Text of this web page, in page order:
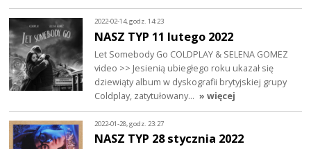
2022-02-14, godz. 14:23
NASZ TYP 11 lutego 2022
Let Somebody Go COLDPLAY & SELENA GOMEZ
video >> Jesienią ubiegłego roku ukazał się
dziewiąty album w dyskografii brytyjskiej grupy
Coldplay, zatytułowany… » więcej
2022-01-28, godz. 23:27
NASZ TYP 28 stycznia 2022